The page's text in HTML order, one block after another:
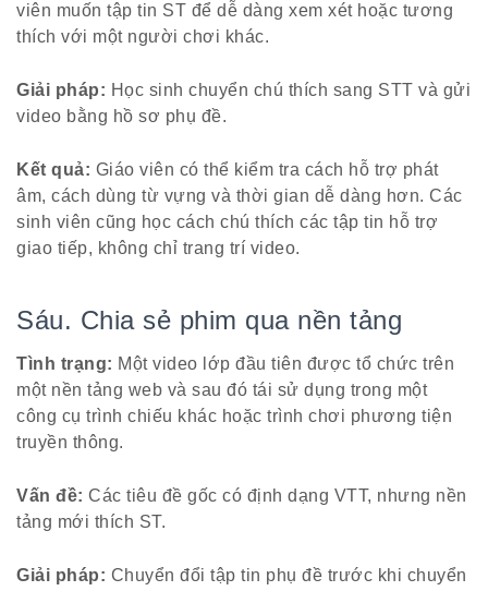
viên muốn tập tin ST để dễ dàng xem xét hoặc tương
thích với một người chơi khác.
Giải pháp: Học sinh chuyển chú thích sang STT và gửi
video bằng hồ sơ phụ đề.
Kết quả: Giáo viên có thể kiểm tra cách hỗ trợ phát
âm, cách dùng từ vựng và thời gian dễ dàng hơn. Các
sinh viên cũng học cách chú thích các tập tin hỗ trợ
giao tiếp, không chỉ trang trí video.
Sáu. Chia sẻ phim qua nền tảng
Tình trạng: Một video lớp đầu tiên được tổ chức trên
một nền tảng web và sau đó tái sử dụng trong một
công cụ trình chiếu khác hoặc trình chơi phương tiện
truyền thông.
Vấn đề: Các tiêu đề gốc có định dạng VTT, nhưng nền
tảng mới thích ST.
Giải pháp: Chuyển đổi tập tin phụ đề trước khi chuyển